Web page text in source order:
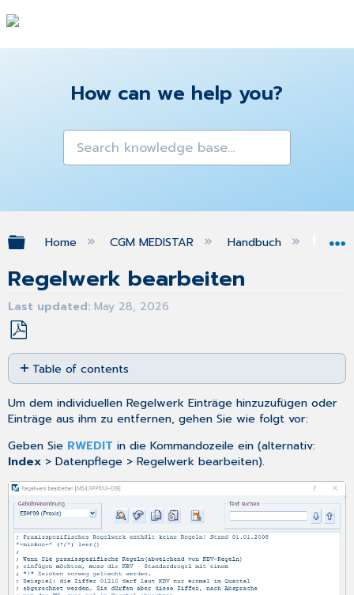
How can we help you?
Expand/collapse global hierarchy
Home CGM MEDISTAR Handbuch
Regelwerk bearbeiten
Last updated May 28, 2026
Save
as
PDF
Table of contents
No
headers
Um dem individuellen Regelwerk Einträge hinzuzufügen oder
Einträge aus ihm zu entfernen, gehen Sie wie folgt vor:
Geben Sie RWEDIT in die Kommandozeile ein (alternativ:
Index > Datenpflege > Regelwerk bearbeiten).